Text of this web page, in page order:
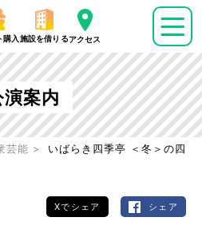
購入 施設を借りるアクセス
演案内
芸能 いばらき四季亭 ＜冬＞の四
Xでシェア シェア